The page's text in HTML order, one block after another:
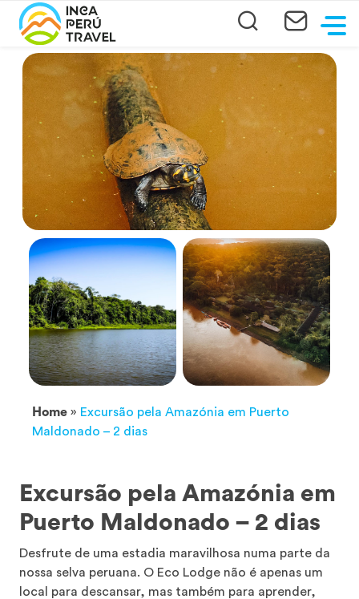
Home » Excursão pela Amazónia em Puerto
Maldonado – 2 dias
Excursão pela Amazónia em
Puerto Maldonado – 2 dias
Desfrute de uma estadia maravilhosa numa parte da
nossa selva peruana. O Eco Lodge não é apenas um
local para descansar, mas também para aprender,